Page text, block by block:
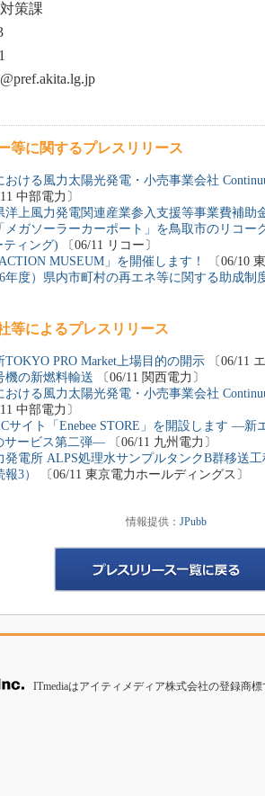
策課
等に関するプレスリリース
おける風力太陽光発電・小売事業会社
中部電力〕
洋上風力発電関連産業参入支援等事業費補助
メガソーラーカーポート」を鳥取市のリコー
ティング) 〔06/11 リコー〕
MUSEUM」を開催します！
〔06/10
年度）県内市町村の再エネ等に関する助成制
等によるプレスリリース
PRO Market上場目的の開示 〔06/11
機の新燃料輸送 〔06/11 関西電力〕
おける風力太陽光発電・小売事業会社
中部電力〕
サイト「Enebee STORE」を開設します ―
サービス第二弾― 〔06/11 九州電力〕
発電所 ALPS処理水サンプルタンクB群移送
3）
〔06/11 東京電力ホールディングス〕
情報提供： JPubb
ITmediaはアイティメディア株式会社の登録商